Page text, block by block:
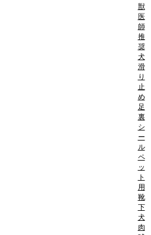
獣
医
師
推
奨
犬
滑
り
止
め
足
裏
シ
ー
ル
ペ
ッ
ト
用
靴
下
犬
肉